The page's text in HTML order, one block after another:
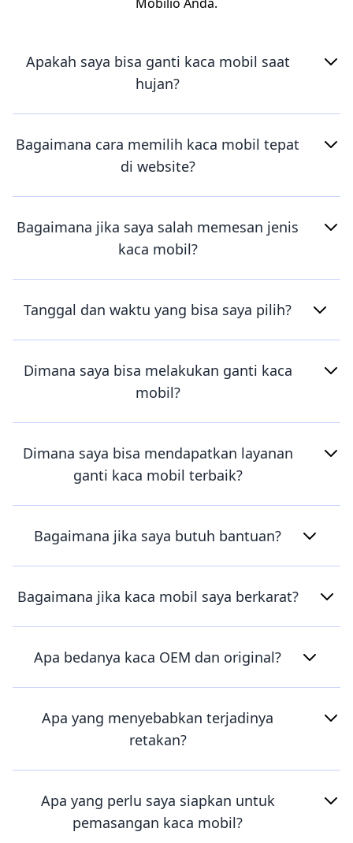
Apakah saya bisa ganti kaca mobil saat
hujan?
Bagaimana cara memilih kaca mobil tepat
di website?
Bagaimana jika saya salah memesan jenis
kaca mobil?
Tanggal dan waktu yang bisa saya pilih?
Dimana saya bisa melakukan ganti kaca
mobil?
Dimana saya bisa mendapatkan layanan
ganti kaca mobil terbaik?
Bagaimana jika saya butuh bantuan?
Bagaimana jika kaca mobil saya berkarat?
Apa bedanya kaca OEM dan original?
Apa yang menyebabkan terjadinya
retakan?
Apa yang perlu saya siapkan untuk
pemasangan kaca mobil?